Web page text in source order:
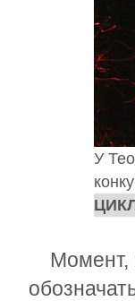
У
Момент,